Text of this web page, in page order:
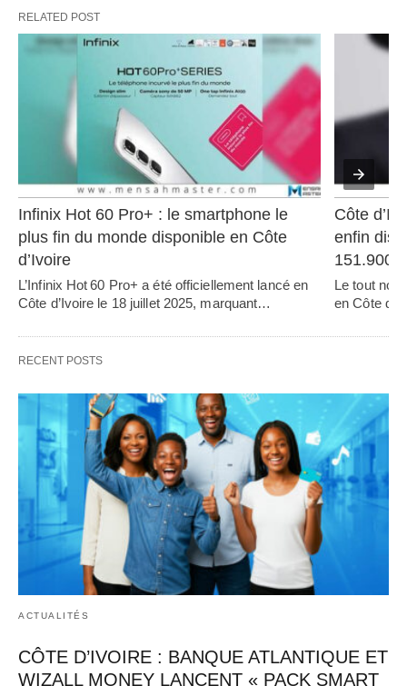
RELATED POST
Infinix Hot 60 Pro+ : le smartphone le
plus fin du monde disponible en Côte
d’Ivoire
L’Infinix Hot 60 Pro+ a été officiellement lancé en
Côte d’Ivoire le 18 juillet 2025, marquant…
Côte
enfin
Le tout
en Côte
RECENT POSTS
ACTUALITÉS
CÔTE D’IVOIRE : BANQUE ATLANTIQUE ET
WIZALL MONEY LANCENT « PACK SMART